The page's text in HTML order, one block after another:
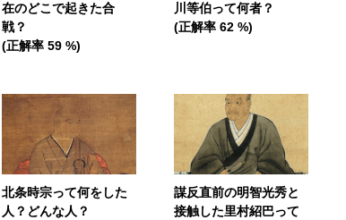
在のどこで起きた合
戦？
(正解率 59 %)
川等伯って何者？
(正解率 62 %)
北条時宗って何をした
人？どんな人？
謀反直前の明智光秀と
接触した里村紹巴って